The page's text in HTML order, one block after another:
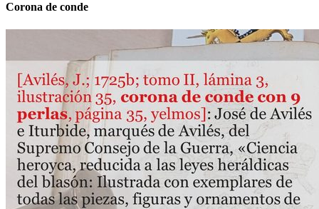
Corona de conde